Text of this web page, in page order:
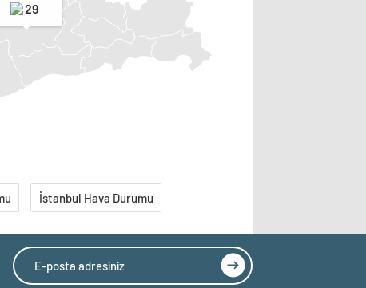
29
İstanbul Hava Durumu